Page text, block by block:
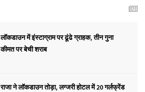
लॉकडाउन में इंस्टाग्राम पर ढूंढे ग्राहक, तीन गुना
कीमत पर बेची शराब
राजा ने लॉकडाउन तोड़ा, लग्जरी होटल में 20 गर्लफ्रेंड